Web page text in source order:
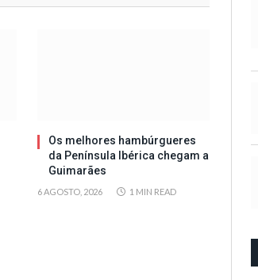
Os melhores hambúrgueres
da Península Ibérica chegam a
Guimarães
6 AGOSTO, 2026 1 MIN READ